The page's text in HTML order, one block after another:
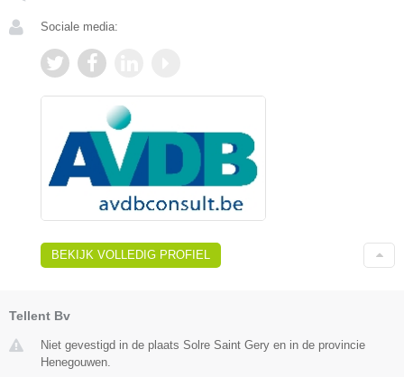
Sociale media:
BEKIJK VOLLEDIG PROFIEL
Tellent Bv
Niet gevestigd in de plaats Solre Saint Gery en in de provincie
Henegouwen.